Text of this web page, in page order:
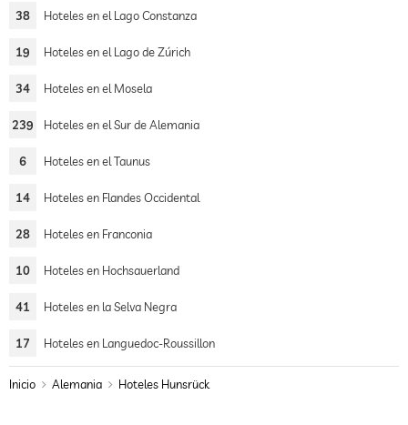
38 Hoteles en el Lago Constanza
19 Hoteles en el Lago de Zúrich
34 Hoteles en el Mosela
239 Hoteles en el Sur de Alemania
6 Hoteles en el Taunus
14 Hoteles en Flandes Occidental
28 Hoteles en Franconia
10 Hoteles en Hochsauerland
41 Hoteles en la Selva Negra
17 Hoteles en Languedoc-Roussillon
Inicio Alemania Hoteles Hunsrück